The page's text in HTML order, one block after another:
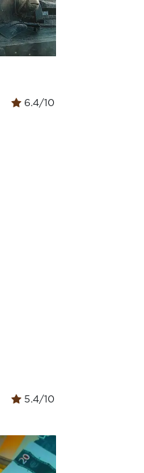
6.4/10
5.4/10